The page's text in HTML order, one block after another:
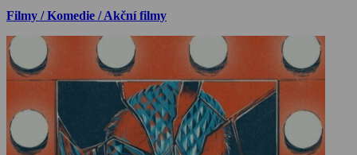
Filmy / Komedie / Akční filmy